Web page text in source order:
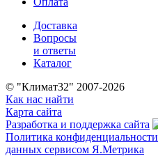
Доставка
Вопросы
и ответы
Каталог
© "Климат32" 2007-2026
Как нас найти
Карта сайта
Разработка и поддержка сайта
Политика конфиденциальности
данных сервисом Я.Метрика